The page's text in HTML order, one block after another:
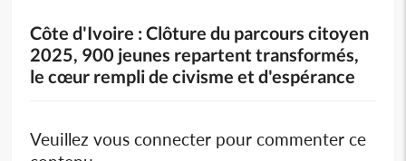
Côte d'Ivoire : Clôture du parcours citoyen
2025, 900 jeunes repartent transformés,
le cœur rempli de civisme et d'espérance
Veuillez vous connecter pour commenter ce